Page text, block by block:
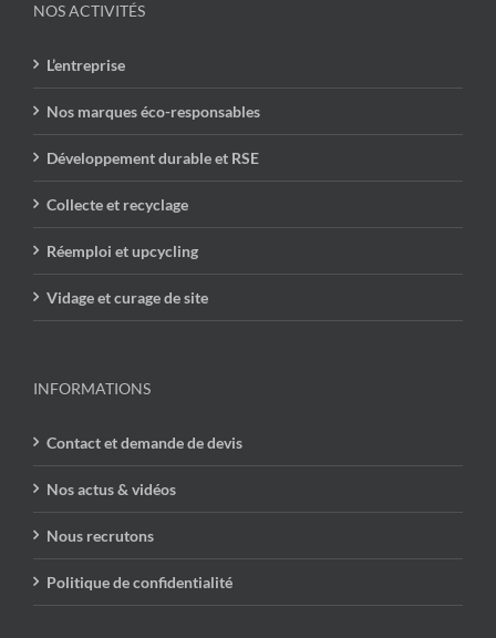
NOS ACTIVITÉS
L’entreprise
Nos marques éco-responsables
Développement durable et RSE
Collecte et recyclage
Réemploi et upcycling
Vidage et curage de site
INFORMATIONS
Contact et demande de devis
Nos actus & vidéos
Nous recrutons
Politique de confidentialité